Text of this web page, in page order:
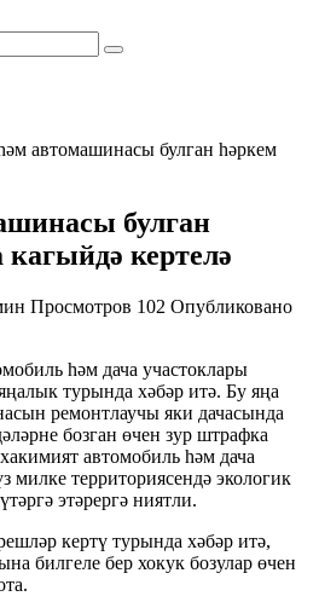
автомашинасы булган һәркем
булган
кертелә
Просмотров 102 Опубликовано
һәм дача участоклары
турында хәбәр итә. Бу яңа
ремонтлаучы яки дачасында
бозган өчен зур штрафка
автомобиль һәм дача
милке территориясендә экологик
этәрергә ниятли.
кертү турында хәбәр итә,
билгеле бер хокук бозулар өчен